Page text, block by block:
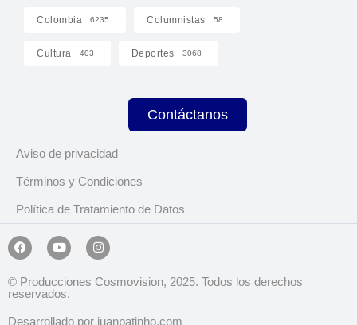
Colombia 6235 Columnistas 58
Cultura 403 Deportes 3068
Contáctanos
Aviso de privacidad
Términos y Condiciones
Política de Tratamiento de Datos
© Producciones Cosmovision, 2025. Todos los derechos
reservados.
Desarrollado por juanpatinho.com